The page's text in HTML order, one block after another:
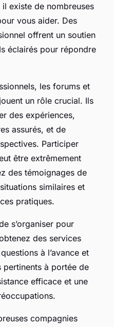
existe de nombreuses
vous aider. Des
offrent un soutien
éclairés pour répondre
les forums et
un rôle crucial. Ils
des expériences,
assurés, et de
Participer
être extrêmement
des témoignages de
similaires et
pratiques.
s’organiser pour
des services
à l’avance et
à portée de
efficace et une
compagnies